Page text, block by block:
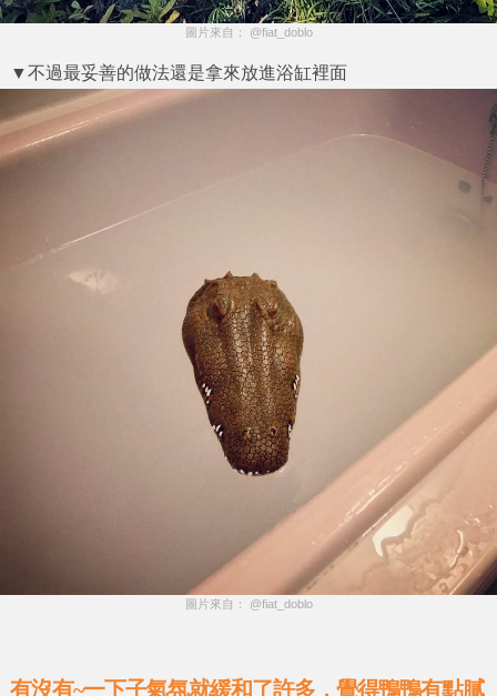
圖片來自： @fiat_doblo
▼不過最妥善的做法還是拿來放進浴缸裡面
圖片來自： @fiat_doblo
有沒有~一下子氣氛就緩和了許多，覺得鴨鴨有點膩